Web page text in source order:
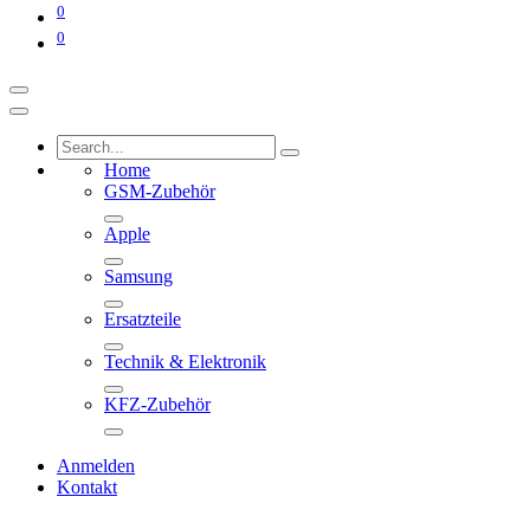
0
0
Home
GSM-Zubehör
Apple
Samsung
Ersatzteile
Technik & Elektronik
KFZ-Zubehör
Anmelden
Kontakt